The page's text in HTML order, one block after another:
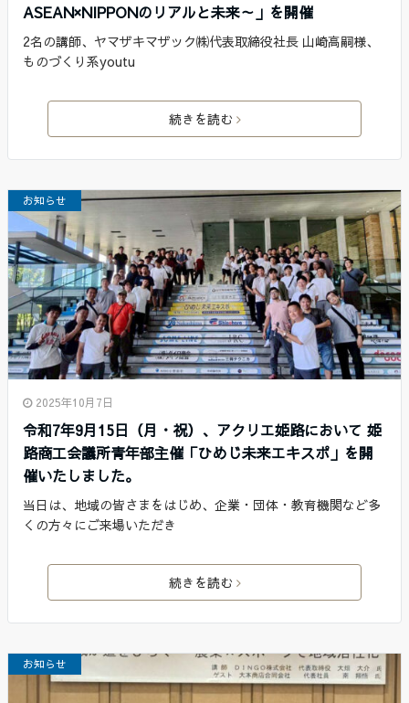
ASEAN×NIPPONのリアルと未来～」を開催
2名の講師、ヤマザキマザック㈱代表取締役社長 山崎高嗣様、
ものづくり系youtu
続きを読む
お知らせ
2025年10月7日
令和7年9月15日（月・祝）、アクリエ姫路において 姫
路商工会議所青年部主催「ひめじ未来エキスポ」を開
催いたしました。
当日は、地域の皆さまをはじめ、企業・団体・教育機関など多
くの方々にご来場いただき
続きを読む
お知らせ